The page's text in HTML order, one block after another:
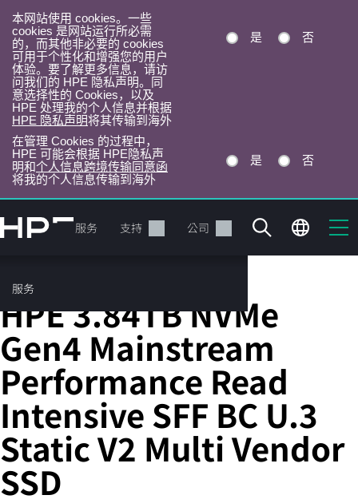
本网站使用 cookies。一些
cookies 是网站运行所必需
的，而其他非必要的 cookies
可用于个性化和增强您的用户
体验。要了解更多信息，请访
问我们的 HPE 隐私声明。同
意选择性的 Cookies，以及
HPE 处理我的个人信息并根据
HPE 隐私声明将其传输到海外
是 否
在管理 Cookies 的过程中，
HPE 可能会根据 HPE隐私声
明和个人信息跨境传输同意函
将我的个人信息传输到海外
是 否
转
到
目
录
产品 服务 支持 公司
服务
您的购物车目前是空的
前往 HPE 商店浏览、配置和订购。
Server Solid State Drives
HPE 3.84TB NVMe
Gen4 Mainstream
Performance Read
Intensive SFF BC U.3
Static V2 Multi Vendor
SSD